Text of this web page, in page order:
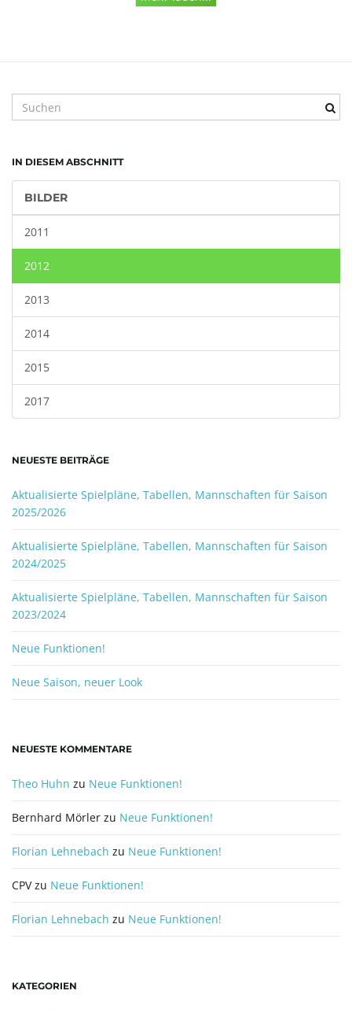
u
b
IN DIESEM ABSCHNITT
BILDER
2011
2012
2013
2014
2015
2017
NEUESTE BEITRÄGE
Aktualisierte Spielpläne, Tabellen, Mannschaften für Saison
2025/2026
Aktualisierte Spielpläne, Tabellen, Mannschaften für Saison
2024/2025
Aktualisierte Spielpläne, Tabellen, Mannschaften für Saison
2023/2024
Neue Funktionen!
Neue Saison, neuer Look
NEUESTE KOMMENTARE
Theo Huhn zu Neue Funktionen!
Bernhard Mörler zu Neue Funktionen!
Florian Lehnebach zu Neue Funktionen!
CPVzu Neue Funktionen!
Florian Lehnebach zu Neue Funktionen!
KATEGORIEN